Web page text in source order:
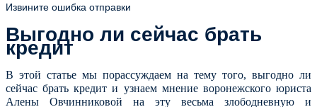
Извините ошибка отправки
Выгодно ли сейчас брать
кредит
В этой статье мы порассуждаем на тему того, выгодно ли
сейчас брать кредит и узнаем мнение воронежского юриста
Алены Овчинниковой на эту весьма злободневную и